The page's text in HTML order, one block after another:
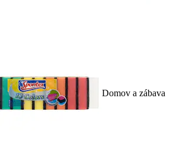
Domov a zábava